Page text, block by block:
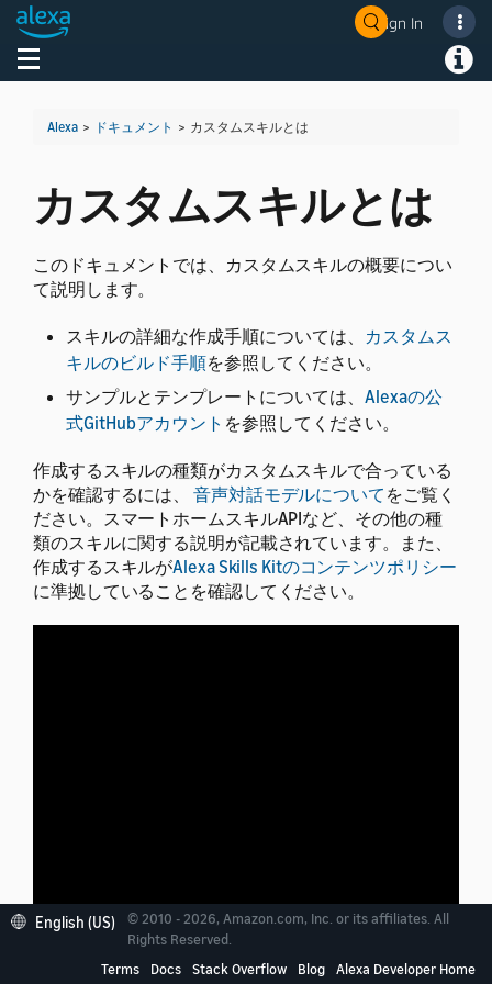
Sign In
Toggle navigation
Alexa > ドキュメント > カスタムスキルとは
カスタムスキルとは
このドキュメントでは、カスタムスキルの概要につい
て説明します。
スキルの詳細な作成手順については、 カスタムス
キルのビルド手順を参照してください。
サンプルとテンプレートについては、 Alexaの公
式GitHubアカウント を参照してください。
作成するスキルの種類がカスタムスキルで合っている
かを確認するには、
音声対話モデルについて をご覧く
ださい。スマートホームスキルAPIなど、その他の種
類のスキルに関する説明が記載されています。また、
作成するスキルがAlexa Skills Kitのコンテンツポリシー
に準拠していることを確認してください。
English (US)
© 2010 - 2026, Amazon.com, Inc. or its affiliates. All
Rights Reserved.
Terms
Docs Stack Overflow Blog Alexa Developer Home